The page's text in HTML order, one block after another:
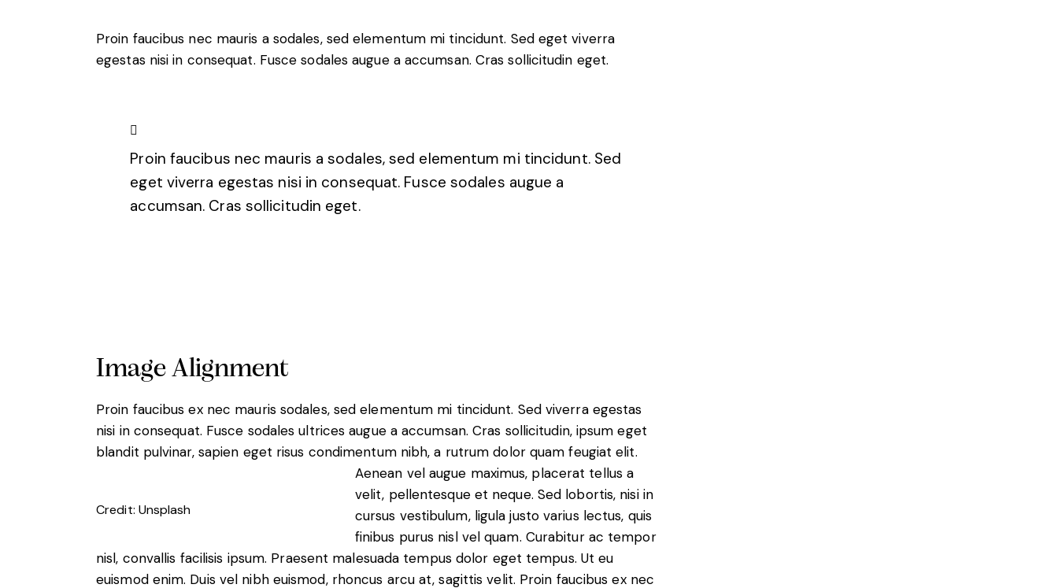
Proin faucibus nec mauris a sodales, sed elementum mi tincidunt. Sed eget viverra
egestas nisi in consequat. Fusce sodales augue a accumsan. Cras sollicitudin eget.
Proin faucibus nec mauris a sodales, sed elementum mi tincidunt. Sed
eget viverra egestas nisi in consequat. Fusce sodales augue a
accumsan. Cras sollicitudin eget.
Image Alignment
Proin faucibus ex nec mauris sodales, sed elementum mi tincidunt. Sed viverra egestas
nisi in consequat. Fusce sodales ultrices augue a accumsan. Cras sollicitudin, ipsum eget
blandit pulvinar, sapien eget risus condimentum nibh, a rutrum dolor quam feugiat elit.
Credit: Unsplash
Aenean vel augue maximus, placerat tellus a
velit, pellentesque et neque. Sed lobortis, nisi in
cursus vestibulum, ligula justo varius lectus, quis
finibus purus nisl vel quam. Curabitur ac tempor
nisl, convallis facilisis ipsum. Praesent malesuada tempus dolor eget tempus. Ut eu
euismod enim. Duis vel nibh euismod, rhoncus arcu at, sagittis velit. Proin faucibus ex nec